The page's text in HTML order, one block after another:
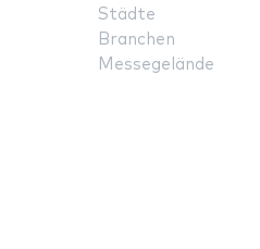
Städte
Branchen
Messegelände